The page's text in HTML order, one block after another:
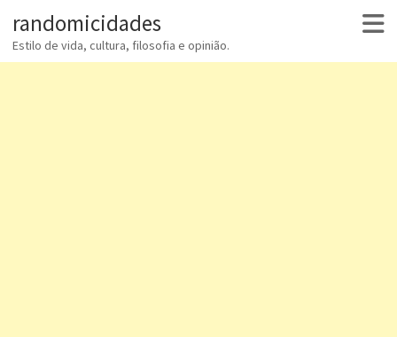
randomicidades
Estilo de vida, cultura, filosofia e opinião.